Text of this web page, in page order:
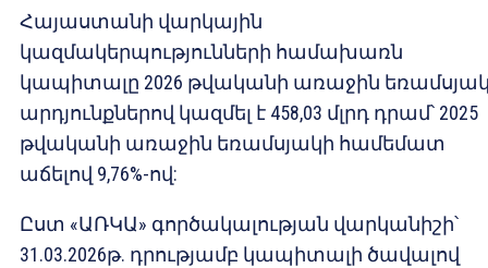
Հայաստանի վարկային
կազմակերպությունների համախառն
կապիտալը 2026 թվականի առաջին
արդյունքներով կազմել է 458,03 մլրդ դրամ՝ 2025
թվականի առաջին եռամսյակի համեմատ
աճելով 9,76%-ով:
Ըստ «ԱՌԿԱ» գործակալության վարկանիշի՝
31.03.2026թ. դրությամբ կապիտալի ծավալով